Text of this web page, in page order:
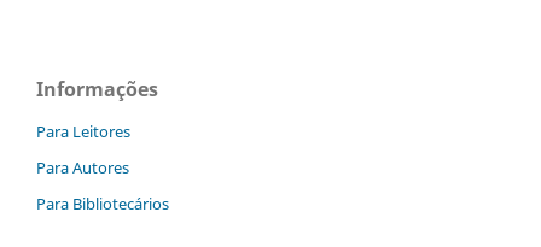
Informações
Para Leitores
Para Autores
Para Bibliotecários